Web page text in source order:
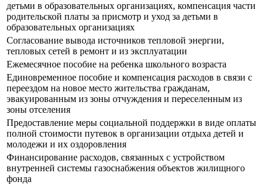
детьми в образовательных организациях, компенсация части
родительской платы за присмотр и уход за детьми в
образовательных организациях
Согласование вывода источников тепловой энергии,
тепловых сетей в ремонт и из эксплуатации
Ежемесячное пособие на ребенка школьного возраста
Единовременное пособие и компенсация расходов в связи с
переездом на новое место жительства гражданам,
эвакуированным из зоны отчуждения и переселенным из
зоны отселения
Предоставление меры социальной поддержки в виде оплаты
полной стоимости путевок в организации отдыха детей и
молодежи и их оздоровления
Финансирование расходов, связанных с устройством
внутренней системы газоснабжения объектов жилищного
фонда